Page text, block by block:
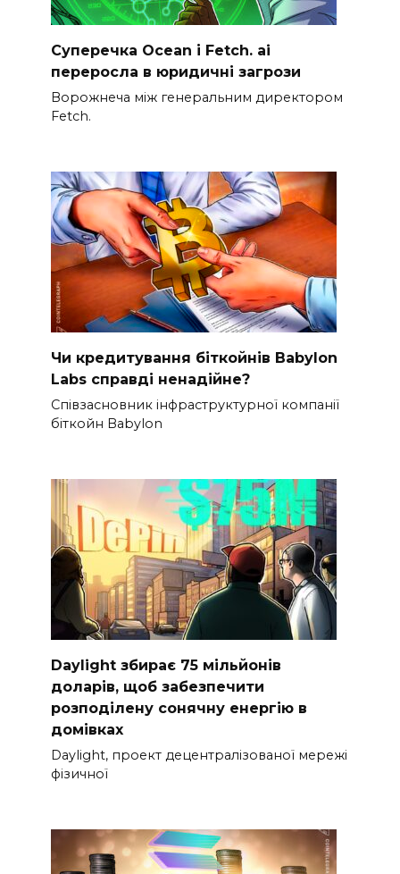
Суперечка Ocean і Fetch. ai
переросла в юридичні загрози
Ворожнеча між генеральним директором
Fetch.
Чи кредитування біткойнів Babylon
Labs справді ненадійне?
Співзасновник інфраструктурної компанії
біткойн Babylon
Daylight збирає 75 мільйонів
доларів, щоб забезпечити
розподілену сонячну енергію в
домівках
Daylight, проект децентралізованої мережі
фізичної